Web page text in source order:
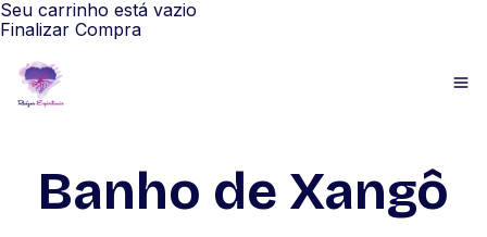
Seu carrinho está vazio
Finalizar Compra
Banho de Xangô